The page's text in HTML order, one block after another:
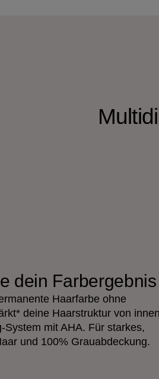
dein Farbergebnis
Haarfarbe ohne
deine Haarstruktur von innen
System mit AHA. Für starkes,
und 100% Grauabdeckung.